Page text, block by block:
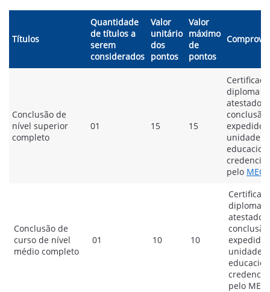
Títulos
Quantidade
de títulos a
serem
considerados
Valor
unitário
dos
pontos
Valor
máximo
de
pontos
Conclusão de
nível superior
completo
01 15 15
diploma
atestado
conclusão
expedido
unidade
pelo MEC
Conclusão de
curso de nível
médio completo
01 10 10
diploma
atestado
conclusão
expedido
unidade
pelo MEC.